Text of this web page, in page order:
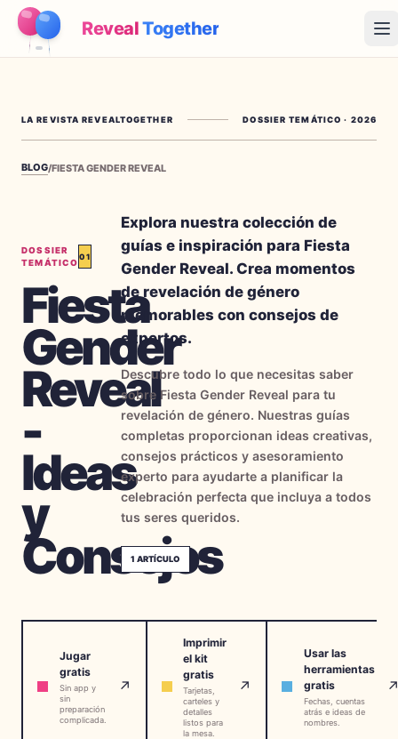
RevealTogether
Demo
Juegos
Precios
Planear la fiesta
Juegos, imprimibles e ideas prácticas gratis
Kit imprimible gratis
Herramientas Gratis
Temas
Iniciar Sesión
🇫🇷 🇪🇸ES
LA REVISTA REVEALTOGETHER DOSSIER TEMÁTICO · 2026
BLOG/FIESTA GENDER REVEAL
DOSSIER
TEMÁTICO
01
Fiesta
Gender
Reveal
-
Ideas
y
Consejos
Explora nuestra colección de
guías e inspiración para Fiesta
Gender Reveal. Crea momentos
de revelación de género
memorables con consejos de
expertos.
Descubre todo lo que necesitas saber
sobre Fiesta Gender Reveal para tu
revelación de género. Nuestras guías
completas proporcionan ideas creativas,
consejos prácticos y asesoramiento
experto para ayudarte a planificar la
celebración perfecta que incluya a todos
tus seres queridos.
1 ARTÍCULO
Jugar
gratis
Sin app y
sin
preparación
complicada.
↗
Imprimir
el kit
gratis
Tarjetas,
carteles y
detalles
listos para
la mesa.
↗
Usar las
herramientas
gratis
Fechas, cuentas
atrás e ideas de
nombres.